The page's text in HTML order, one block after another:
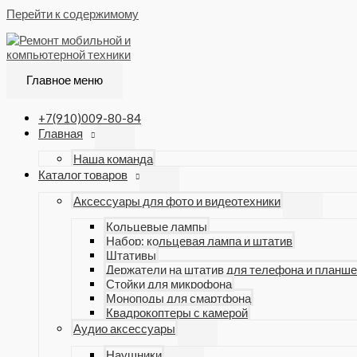
Перейти к содержимому
Главное меню
+7(910)009-80-84
Главная
Наша команда
Каталог товаров
Аксессуары для фото и видеотехники
Кольцевые лампы
Набор: кольцевая лампа и штатив
Штативы
Держатели на штатив для телефона и
Стойки для микрофона
Моноподы для смартфона
Квадрокоптеры с камерой
Аудио аксессуары